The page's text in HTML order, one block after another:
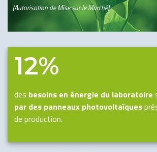
(Autorisation de Mise sur le Marché).
12%
des besoins en énergie du laboratoire
par des panneaux photovoltaïques
de production.